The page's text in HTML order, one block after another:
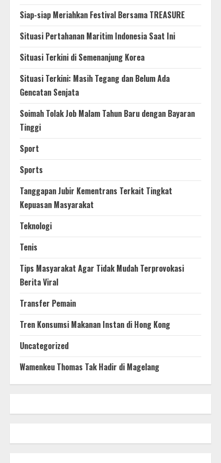
Siap-siap Meriahkan Festival Bersama TREASURE
Situasi Pertahanan Maritim Indonesia Saat Ini
Situasi Terkini di Semenanjung Korea
Situasi Terkini: Masih Tegang dan Belum Ada
Gencatan Senjata
Soimah Tolak Job Malam Tahun Baru dengan Bayaran
Tinggi
Sport
Sports
Tanggapan Jubir Kementrans Terkait Tingkat
Kepuasan Masyarakat
Teknologi
Tenis
Tips Masyarakat Agar Tidak Mudah Terprovokasi
Berita Viral
Transfer Pemain
Tren Konsumsi Makanan Instan di Hong Kong
Uncategorized
Wamenkeu Thomas Tak Hadir di Magelang